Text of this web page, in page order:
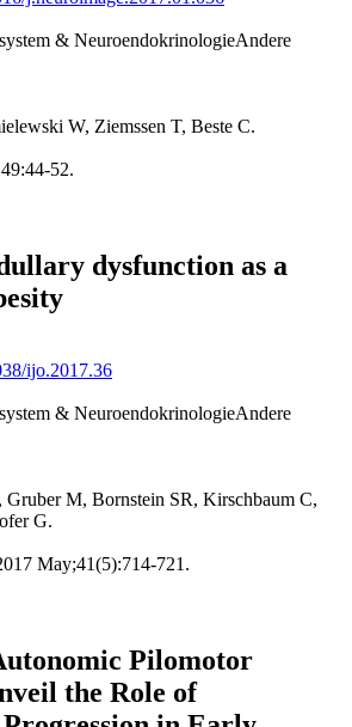
& NeuroendokrinologieAndere
W, Ziemssen T, Beste C.
52.
dysfunction as a
ijo.2017.36
& NeuroendokrinologieAndere
M, Bornstein SR, Kirschbaum C,
G.
May;41(5):714-721.
Pilomotor
the Role of